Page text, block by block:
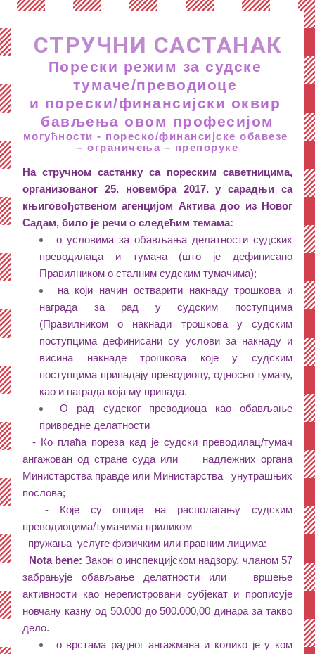
СТРУЧНИ САСТАНАК
Порески режим за судске
тумаче/преводиоце
и порески/финансијски оквир
бављења овом професијом
могућности - пореско/финансијске обавезе
– ограничења – препоруке
На стручном састанку са пореским саветницима,
организованог 25. новембра 2017. у сарадњи са
књиговођственом агенцијом Актива доо из Новог
Садам, било је речи о следећим темама:
о условима за обављања делатности судских
преводилаца и тумача (што је дефинисано
Правилником о сталним судским тумачима);
на који начин остварити накнаду трошкова и
награда за рад у судским поступцима
(Правилником о накнади трошкова у судским
поступцима дефинисани су услови за накнаду и
висина накнаде трошкова које у судским
поступцима припадају преводиоцу, односно тумачу,
као и награда која му припада.
О рад судског преводиоца као обављање
привредне делатности
- Ко плаћа пореза кад је судски преводилац/тумач
ангажован од стране суда или     надлежних органа
Министарства правде или Министарства   унутрашњих
послова;
- Које су опције на располагању судским
преводиоцима/тумачима приликом
пружања услуге физичким или правним лицима:
Nota bene: Закон о инспекцијском надзору, чланом 57
забрањује обављање делатности или   вршење
активности као нерегистровани субјекат и прописује
новчану казну од 50.000 до 500.000,00 динара за такво
дело.
о врстaма радног ангажмана и колико је у ком